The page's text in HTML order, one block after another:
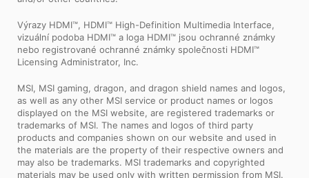
Výrazy HDMI™, HDMI™ High-Definition Multimedia Interface,
vizuální podoba HDMI™ a loga HDMI™ jsou ochranné známky
nebo registrované ochranné známky společnosti HDMI™
Licensing Administrator, Inc.
MSI, MSI gaming, dragon, and dragon shield names and logos,
as well as any other MSI service or product names or logos
displayed on the MSI website, are registered trademarks or
trademarks of MSI. The names and logos of third party
products and companies shown on our website and used in
the materials are the property of their respective owners and
may also be trademarks. MSI trademarks and copyrighted
materials may be used only with written permission from MSI.